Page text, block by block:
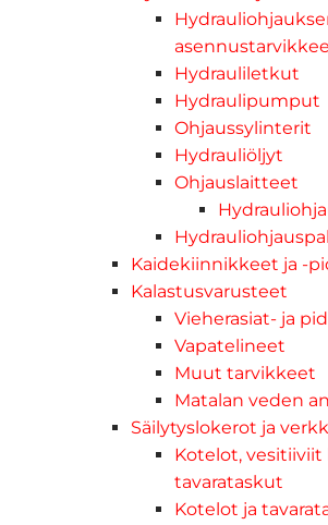
Hydrauliletkut
Hydraulipumput
Ohjaussylinterit
Hydrauliöljyt
Ohjauslaitteet
Kaidekiinnikkeet ja -
Kalastusvarusteet
Vieherasiat- ja
Vapatelineet
Muut tarvikkeet
Matalan veden
Säilytyslokerot ja
Kotelot, vesitiiviit
tavarataskut
Kotelot ja